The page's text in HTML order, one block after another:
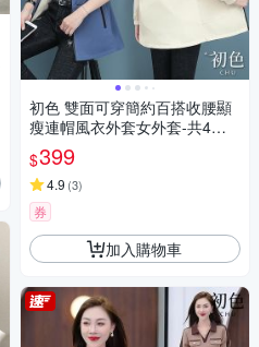
初色 雙面可穿簡約百搭收腰顯
瘦連帽風衣外套女外套-共4色-3
9147(M-4XL可選)
$399
4.9 (3)
券
加入購物車